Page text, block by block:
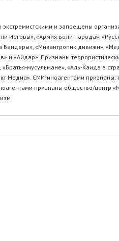
экстремистскими и запрещены
Иеговы», «Армия воли народа»,
«Мизантропик дивижн»,
и «Айдар». Признаны
мусульмане», «Аль-Каида в
Медиа». СМИ-иноагентами
признаны общество/центр